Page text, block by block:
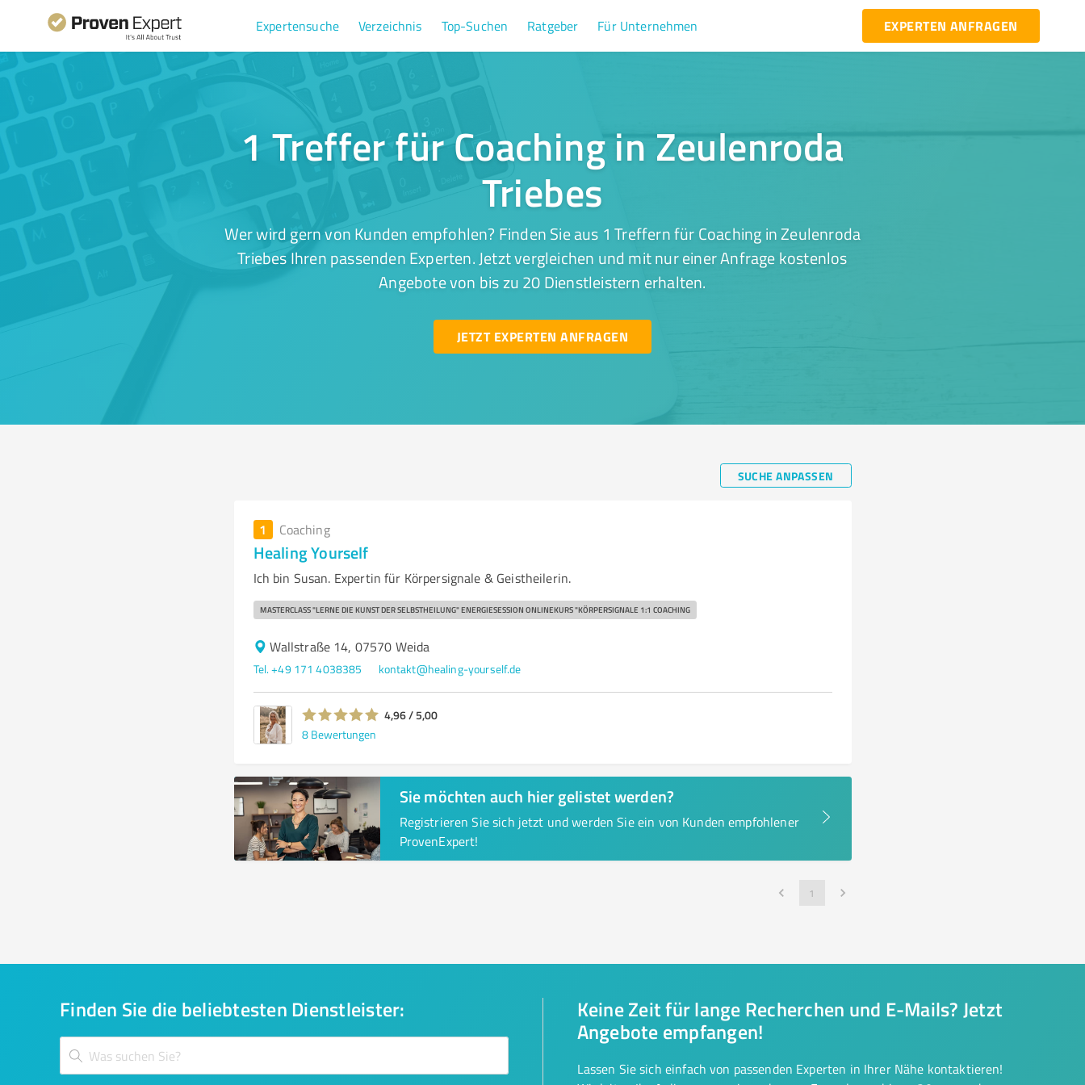
Expertensuche Verzeichnis Top-Suchen Ratgeber Für Unternehmen EXPERTEN ANFRAGEN
1 Treffer für Coaching in Zeulenroda
Triebes
Wer wird gern von Kunden empfohlen? Finden Sie aus 1 Treffern für Coaching in Zeulenroda
Triebes Ihren passenden Experten. Jetzt vergleichen und mit nur einer Anfrage kostenlos
Angebote von bis zu 20 Dienstleistern erhalten.
JETZT EXPERTEN ANFRAGEN
SUCHE ANPASSEN
1 Coaching
Healing Yourself
Ich bin Susan. Expertin für Körpersignale & Geistheilerin.
MASTERCLASS "LERNE DIE KUNST DER SELBSTHEILUNG" ENERGIESESSION ONLINEKURS "KÖRPERSIGNALE 1:1 COACHING
Wallstraße 14, 07570 Weida
Tel. +49 171 4038385 kontakt@healing-yourself.de
4,96 / 5,00
8 Bewertungen
Sie möchten auch hier gelistet werden?
Registrieren Sie sich jetzt und werden Sie ein von Kunden empfohlener
ProvenExpert!
1
Finden Sie die beliebtesten Dienstleister:
Keine Zeit für lange Recherchen und E-Mails? Jetzt
Angebote empfangen!
Lassen Sie sich einfach von passenden Experten in Ihrer Nähe kontaktieren!